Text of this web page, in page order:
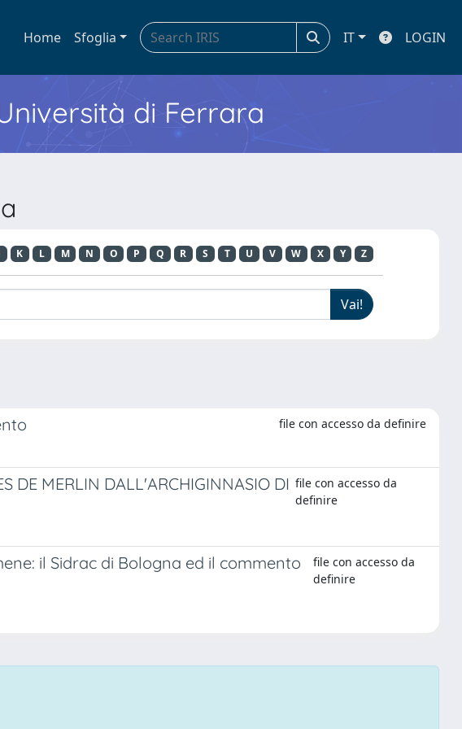
Home Sfoglia IT LOGIN
di Ferrara
K L M N O P Q R S T U V W X Y Z
file con accesso da definire
DE MERLIN DALL'ARCHIGINNASIO DI file con accesso da
definire
il Sidrac di Bologna ed il commento
file con accesso da
definire